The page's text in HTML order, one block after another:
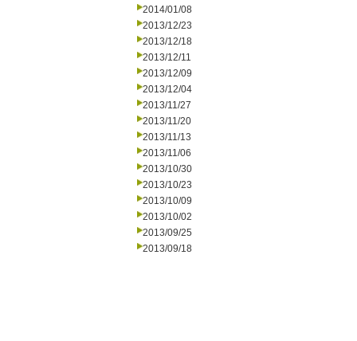
2014/01/08
2013/12/23
2013/12/18
2013/12/11
2013/12/09
2013/12/04
2013/11/27
2013/11/20
2013/11/13
2013/11/06
2013/10/30
2013/10/23
2013/10/09
2013/10/02
2013/09/25
2013/09/18